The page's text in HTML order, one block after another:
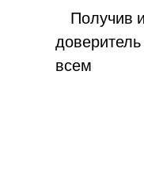
Получив
всем